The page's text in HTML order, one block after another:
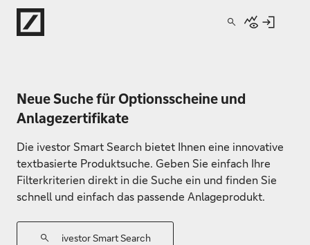
Direkt zur Hauptnavigation (Enter drücken)
Neue Suche für Optionsscheine und
Anlagezertifikate
Die ivestor Smart Search bietet Ihnen eine innovative
textbasierte Produktsuche. Geben Sie einfach Ihre
Filterkriterien direkt in die Suche ein und finden Sie
schnell und einfach das passende Anlageprodukt.
ivestor Smart Search